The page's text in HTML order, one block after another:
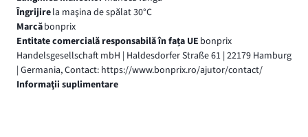
Îngrijirela maşina de spălat 30°C
Marcăbonprix
Entitate comercială responsabilă în fața UE bonprix
Handelsgesellschaft mbH | Haldesdorfer Straße 61 | 22179 Hamburg
| Germania, Contact: https://www.bonprix.ro/ajutor/contact/
Informaţii suplimentare